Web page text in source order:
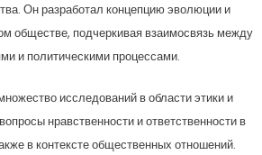
Он разработал концепцию эволюции и
обществе, подчеркивая взаимосвязь между
и политическими процессами.
исследований в области этики и
нравственности и ответственности в
в контексте общественных отношений.